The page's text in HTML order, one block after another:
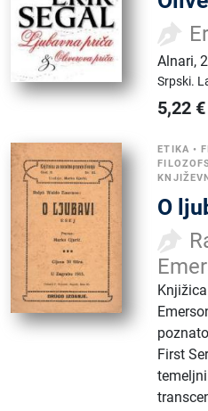
Alnari,
Srpski.
5,22 €
ETIKA •
O
First